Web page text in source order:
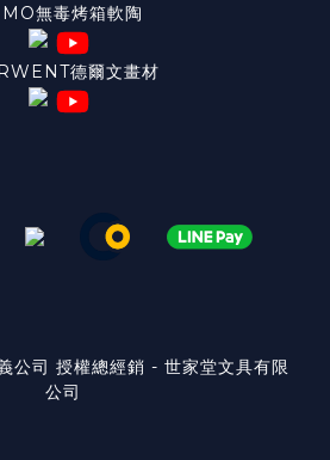
無毒烤箱軟陶
德爾文畫材
司 授權總經銷 - 世家堂文具有限
公司